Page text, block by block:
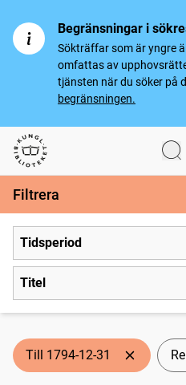
Begränsningar i
Sökträffar som är yngre
omfattas av
tjänsten när du söker på
begränsningen.
Svenska tidningar
Filtrera
Tidsperiod
Titel
Till 1794-12-31